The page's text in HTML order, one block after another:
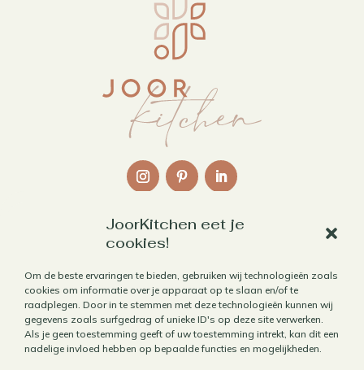
JoorKitchen eet je
cookies!
Om de beste ervaringen te bieden, gebruiken wij technologieën zoals
cookies om informatie over je apparaat op te slaan en/of te
raadplegen. Door in te stemmen met deze technologieën kunnen wij
gegevens zoals surfgedrag of unieke ID's op deze site verwerken.
Als je geen toestemming geeft of uw toestemming intrekt, kan dit een
nadelige invloed hebben op bepaalde functies en mogelijkheden.
Contact
Algemene voorwaarden
Privacybeleid